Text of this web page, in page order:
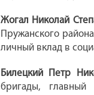
Жогал Николай
Пружанского
личный вклад в
Билецкий Петр
бригады, главный